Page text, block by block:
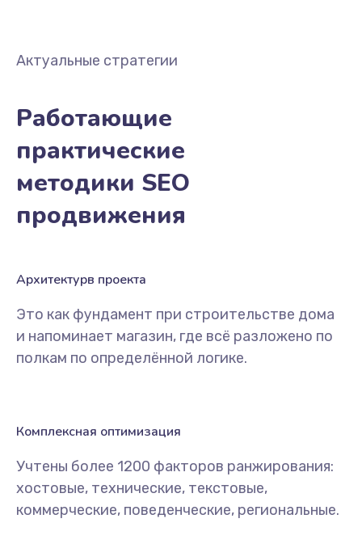
Актуальные стратегии
Работающие
практические
методики SEO
продвижения
Архитектурв проекта
Это как фундамент при строительстве дома
и напоминает магазин, где всё разложено по
полкам по определённой логике.
Комплексная оптимизация
Учтены более 1200 факторов ранжирования:
хостовые, технические, текстовые,
коммерческие, поведенческие, региональные.